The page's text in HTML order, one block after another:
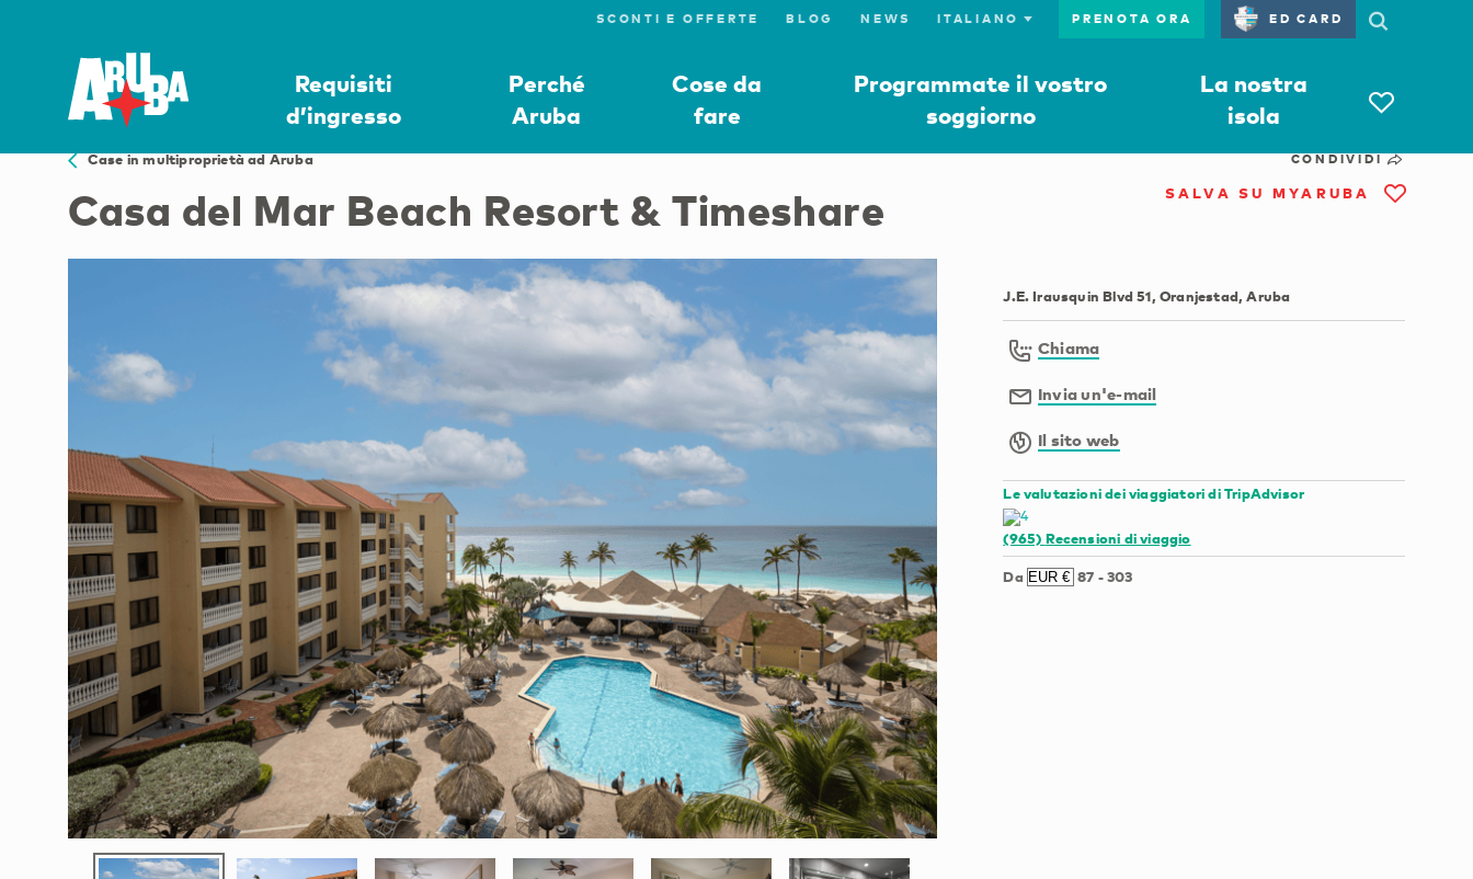
SCONTI E OFFERTE BLOG NEWS PRENOTA ORA ED CARD
Requisiti
d’ingresso
Perché
Aruba
Cose da
fare
Programmate il vostro
soggiorno
La nostra
isola
Case in multiproprietà ad Aruba
Casa del Mar Beach Resort & Timeshare
CONDIVIDI
SALVA SU MYARUBA
J.E. Irausquin Blvd 51, Oranjestad, Aruba
Chiama
Invia un'e-mail
Il sito web
Le valutazioni dei viaggiatori di TripAdvisor
(965) Recensioni di viaggio
Da 87 -303